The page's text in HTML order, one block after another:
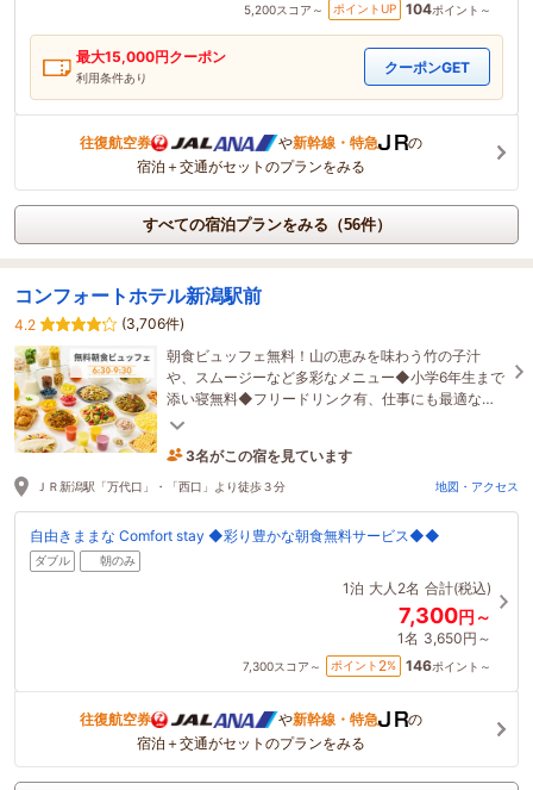
5,200スコア～ ポイントUP 104ポイント～
最大15,000円クーポン
利用条件あり
クーポンGET
往復航空券 や新幹線・特急
の
宿泊＋交通がセットのプランをみる
すべての宿泊プランをみる（56件）
コンフォートホテル新潟駅前
4.2
(3,706件)
朝食ビュッフェ無料！山の恵みを味わう竹の子汁
や、スムージーなど多彩なメニュー◆小学6年生まで
添い寝無料◆フリードリンク有、仕事にも最適なラ
イブラリーカフェ！チェックイン前アウト後も利用
3名がこの宿を見ています
3時間前に予約されました
ＪＲ新潟駅「万代口」・「西口」より徒歩３分 地図・アクセス
自由きままな Comfort stay ◆彩り豊かな朝食無料サービス◆◆
ダブル 朝のみ
1泊 大人2名 合計(税込)
7,300円～
1名 3,650円～
7,300スコア～ ポイント 2% 146ポイント～
往復航空券 や新幹線・特急
の
宿泊＋交通がセットのプランをみる